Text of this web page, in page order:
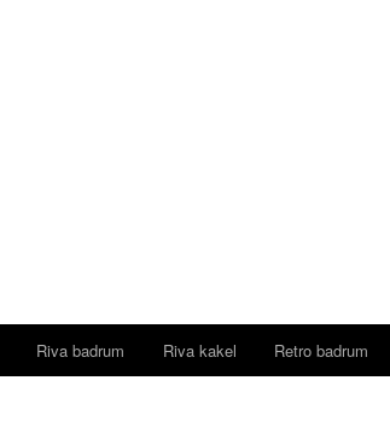
Riva badrum Riva kakel Retro badrum